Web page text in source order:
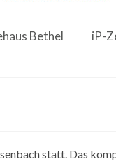
Bethel iP-
statt. Das